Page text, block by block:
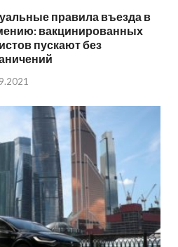
правила въезда в
вакцинированных
пускают без